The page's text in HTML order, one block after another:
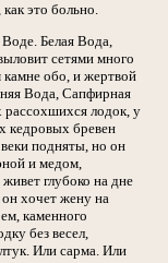
это больно.
Белая Вода,
сетями много
обо, и жертвой
Вода, Сапфирная
рассохшихся лодок, у
кедровых бревен
подняты, но он
и медом,
глубоко на дне
он хочет жену на
каменного
без весел,
Или сарма. Или